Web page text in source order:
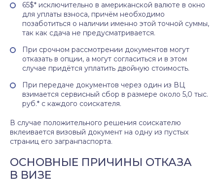
65$* исключительно в американской валюте в окно
для уплаты взноса, причём необходимо
позаботиться о наличии именно этой точной суммы,
так как сдача не предусматривается.
При срочном рассмотрении документов могут
отказать в опции, а могут согласиться и в этом
случае придётся уплатить двойную стоимость.
При передаче документов через один из ВЦ
взимается сервисный сбор в размере около 5,0 тыс.
руб.* с каждого соискателя.
В случае положительного решения соискателю
вклеивается визовый документ на одну из пустых
страниц его загранпаспорта.
ОСНОВНЫЕ ПРИЧИНЫ ОТКАЗА
В ВИЗЕ